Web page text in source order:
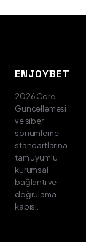
ENJOYBET
2026 Core
Güncellemesi
ve siber
sönümleme
standartlarına
tam uyumlu
kurumsal
bağlantı ve
doğrulama
kapısı.